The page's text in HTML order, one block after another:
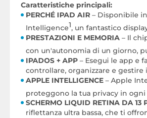
Caratteristiche principali:
PERCHÉ IPAD AIR – Disponibile
Intelligence1, un fantastico
PRESTAZIONI E MEMORIA – Il
con un'autonomia di un giorno,
IPADOS + APP – Esegui le app e
controllare, organizzare e
APPLE INTELLIGENCE – Apple
proteggono la tua privacy in ogni
SCHERMO LIQUID RETINA DA 13
riflettanza ultra bassa, che ti